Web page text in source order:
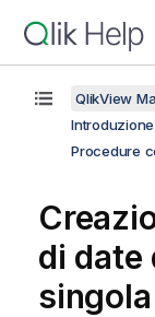
QlikView
Procedure
di date
singola